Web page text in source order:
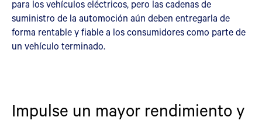
para los vehículos eléctricos, pero las cadenas de
suministro de la automoción aún deben entregarla de
forma rentable y fiable a los consumidores como parte de
un vehículo terminado.
Impulse un mayor rendimiento y